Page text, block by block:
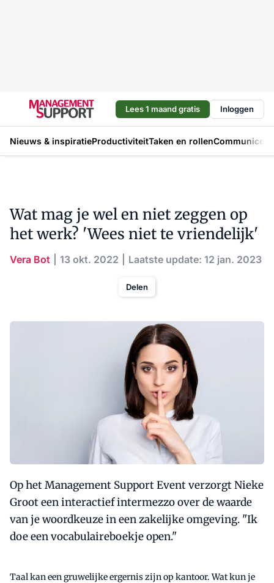
Lees 1 maand gratis Inloggen
Nieuws & inspiratieProductiviteitTaken en rollen
Wat mag je wel en niet zeggen op
het werk? 'Wees niet te vriendelijk'
Vera Bot 13 okt. 2022 Laatste update: 12 jan. 2023
Delen
Op het Management Support Event verzorgt Nieke
Groot een interactief intermezzo over de waarde
van je woordkeuze in een zakelijke omgeving. "Ik
doe een vocabulaireboekje open."
Taal kan een gruwelijke ergernis zijn op kantoor. Wat kun je